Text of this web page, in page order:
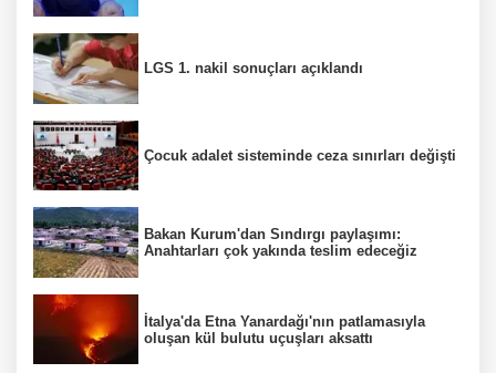
LGS 1. nakil sonuçları açıklandı
Çocuk adalet sisteminde ceza sınırları değişti
Bakan Kurum'dan Sındırgı paylaşımı:
Anahtarları çok yakında teslim edeceğiz
İtalya'da Etna Yanardağı'nın patlamasıyla
oluşan kül bulutu uçuşları aksattı